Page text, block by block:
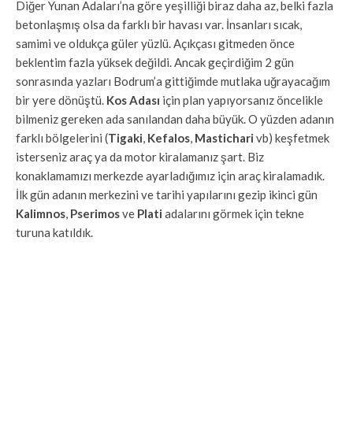
Diğer Yunan Adaları’na göre yeşilliği biraz daha az, belki fazla
betonlaşmış olsa da farklı bir havası var. İnsanları sıcak,
samimi ve oldukça güler yüzlü. Açıkçası gitmeden önce
beklentim fazla yüksek değildi. Ancak geçirdiğim 2 gün
sonrasında yazları Bodrum’a gittiğimde mutlaka uğrayacağım
bir yere dönüştü. Kos Adası için plan yapıyorsanız öncelikle
bilmeniz gereken ada sanılandan daha büyük. O yüzden adanın
farklı bölgelerini (Tigaki, Kefalos, Mastichari vb) keşfetmek
isterseniz araç ya da motor kiralamanız şart. Biz
konaklamamızı merkezde ayarladığımız için araç kiralamadık.
İlk gün adanın merkezini ve tarihi yapılarını gezip ikinci gün
Kalimnos, Pserimosve Plati adalarını görmek için tekne
turuna katıldık.